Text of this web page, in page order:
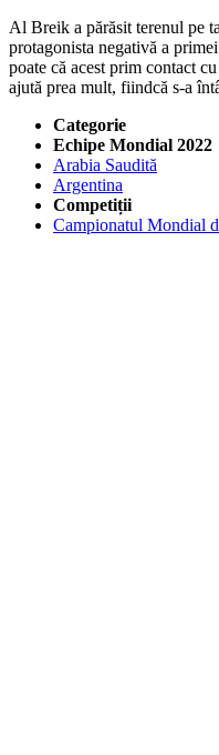
Al Breik a părăsit terenul pe
protagonista negativă a
poate că acest prim contact
ajută prea mult, fiindcă s-a
Categorie
Echipe Mondial 2022
Arabia Saudită
Argentina
Competiții
Campionatul Mondial